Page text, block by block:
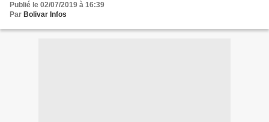
Publié le 02/07/2019 à 16:39
Par Bolivar Infos